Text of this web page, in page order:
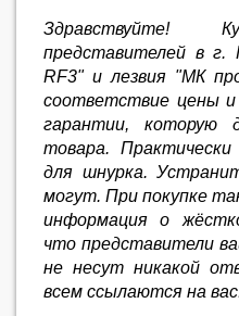
представителей в г.
RF3" и лезвия "МК
соответствие цены
гарантии, которую
товара. Практически
для шнурка.
могут. При покупке
информация о
что представители
не несут никакой
всем ссылаются на